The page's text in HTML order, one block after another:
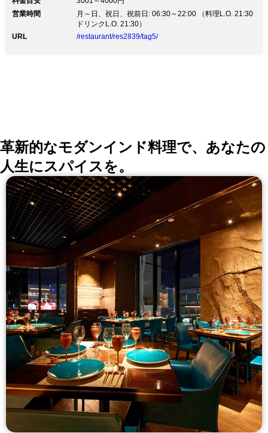
営業時間
月～日、祝日、祝前日: 06:30～22:00 （料理L.O. 21:30
ドリンクL.O. 21:30）
URL
/restaurant/res2839/tag5/
革新的なモダンインド料理で、あなたの
人生にスパイスを。